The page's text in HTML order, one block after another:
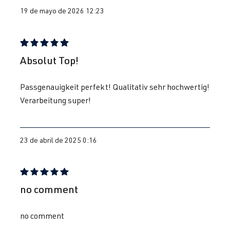
| Año 2008-
Golf
2012
CDLG| 235
Golf
VI (Tipo 5K1)
| Año 2008-
2.0 TFSI
19 de mayo de 2026 12:23
Reseña con calificación de 5 de 5 estrellas
Absolut Top!
Passgenauigkeit perfekt! Qualitativ sehr hochwertig!
Verarbeitung super!
23 de abril de 2025 0:16
Reseña con calificación de 5 de 5 estrellas
no comment
no comment